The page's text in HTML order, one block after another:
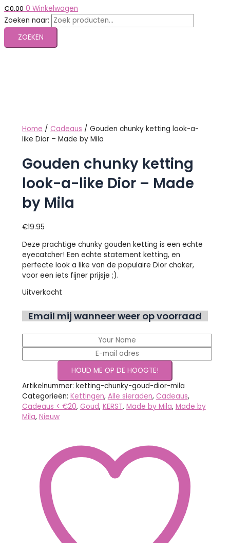
€0.00 0 Winkelwagen
Zoeken naar:
ZOEKEN
Home / Cadeaus / Gouden chunky ketting look-a-
like Dior – Made by Mila
Gouden chunky ketting
look-a-like Dior – Made
by Mila
€19.95
Deze prachtige chunky gouden ketting is een echte
eyecatcher! Een echte statement ketting, en
perfecte look a like van de populaire Dior choker,
voor een iets fijner prijsje ;).
Uitverkocht
Email mij wanneer weer op voorraad
Artikelnummer: ketting-chunky-goud-dior-mila
Categorieën: Kettingen, Alle sieraden, Cadeaus,
Cadeaus < €20, Goud, KERST, Made by Mila, Made by
Mila, Nieuw